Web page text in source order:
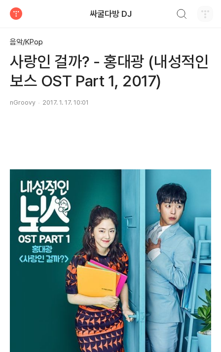
싸굴다방 DJ
음악/KPop
사랑인 걸까? - 홍대광 (내성적인
보스 OST Part 1, 2017)
nGroovy 2017. 1. 17. 10:01